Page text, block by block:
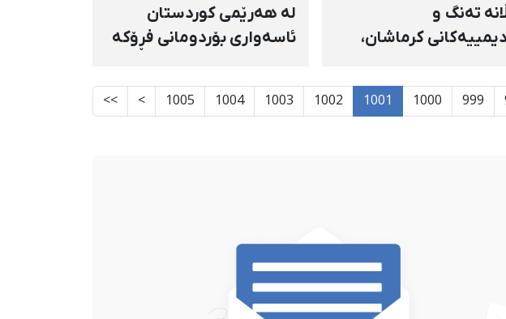
تەنگ و
كرماشان،
لە هەرێمی كوردستان
ئاسەواری بۆردومانی فڕۆكە
كراوەتە هێما
999
1000
1001
1002
1003
1004
1005
>
>>